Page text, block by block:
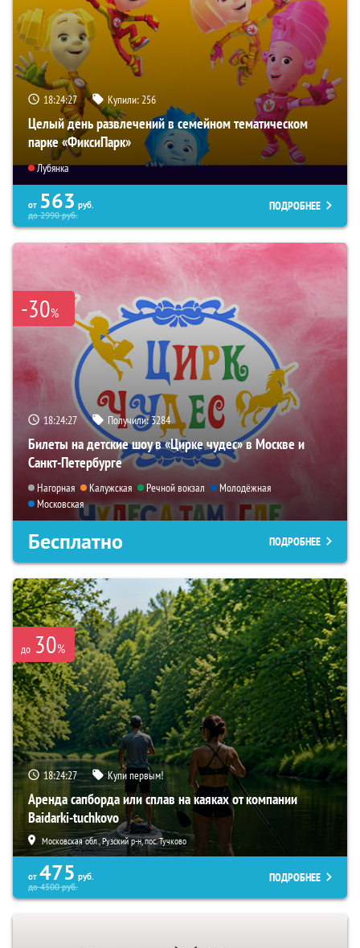
18:24:26 Купили:256
Целый день развлечений в семейном тематическом
парке «ФиксиПарк»
Лубянка
от 563 руб.
до2990руб.
ПОДРОБНЕЕ
-30%
18:24:26 Получили:3284
Билеты на детские шоу в «Цирке чудес» в Москве и
Санкт-Петербурге
Нагорная Калужская Речной вокзал
Молодёжная
Московская
Бесплатно ПОДРОБНЕЕ
до 30%
18:24:26 Купи первым!
Аренда сапборда или сплав на каяках от компании
Baidarki-tuchkovo
Московская обл., Рузский р-н, пос. Тучково
от 475 руб.
до4500руб.
ПОДРОБНЕЕ